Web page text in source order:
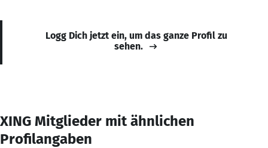
Logg Dich jetzt ein, um das ganze Profil zu
sehen.
XING Mitglieder mit ähnlichen
Profilangaben